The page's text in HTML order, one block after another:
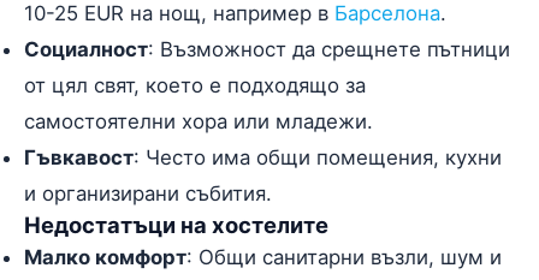
10-25 EUR на нощ, например в Барселона.
Социалност: Възможност да срещнете пътници
от цял свят, което е подходящо за
самостоятелни хора или младежи.
Гъвкавост: Често има общи помещения, кухни
и организирани събития.
Недостатъци на хостелите
Малко комфорт: Общи санитарни възли, шум и